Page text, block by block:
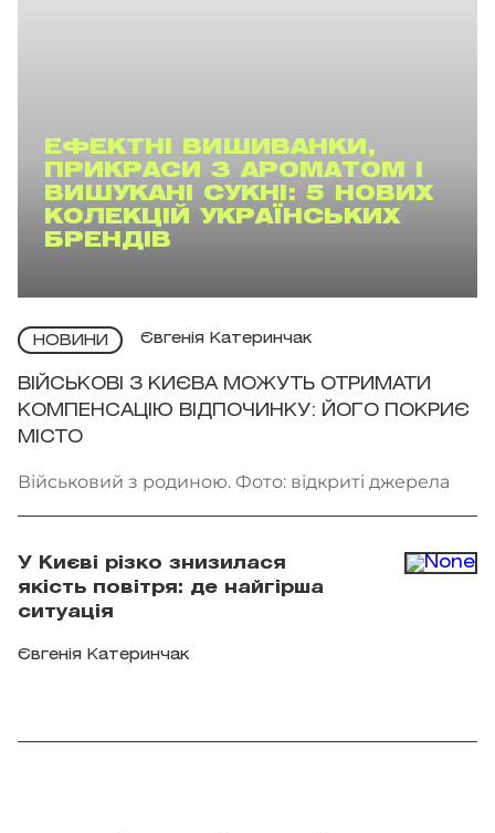
ЕФЕКТНІ ВИШИВАНКИ,
ПРИКРАСИ З АРОМАТОМ І
ВИШУКАНІ СУКНІ: 5 НОВИХ
КОЛЕКЦІЙ УКРАЇНСЬКИХ
БРЕНДІВ
НОВИНИ Євгенія Катеринчак
ВІЙСЬКОВІ З КИЄВА МОЖУТЬ ОТРИМАТИ
КОМПЕНСАЦІЮ ВІДПОЧИНКУ: ЙОГО ПОКРИЄ
МІСТО
Військовий з родиною. Фото: відкриті джерела
У Києві різко знизилася
якість повітря: де найгірша
ситуація
Євгенія Катеринчак